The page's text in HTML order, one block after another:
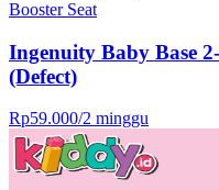
Booster Seat
Ingenuity Baby Base
(Defect)
Rp59.000/2 minggu